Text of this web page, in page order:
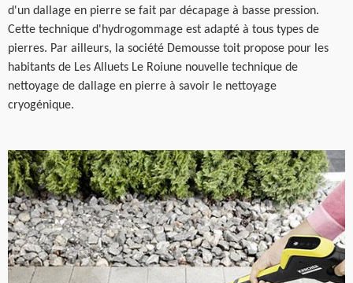
d'un dallage en pierre se fait par décapage à basse pression.
Cette technique d'hydrogommage est adapté à tous types de
pierres. Par ailleurs, la société Demousse toit propose pour les
habitants de Les Alluets Le Roiune nouvelle technique de
nettoyage de dallage en pierre à savoir le nettoyage
cryogénique.